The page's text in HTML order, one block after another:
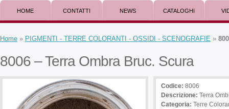
HOME CONTATTI NEWS CATALOGHI
Home » PIGMENTI - TERRE COLORANTI - OSSIDI - SCENOGRAFIE »
8006 – Terra Ombra Bruc. Scura
Codice: 8006
Descrizione: Terra
Categoria: Terre